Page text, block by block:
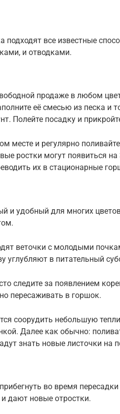
все известные
и отводками.
продаже в любом
её смесью из песка и
Полейте посадку и
месте и регулярно
ростки могут появиться
их в стационарные
и удобный для многих
веточки с молодыми
углубляют в питательный
следите за появлением
пересаживать в горшок.
соорудить небольшую
Далее как обычно:
знать новые листочки на
во время
дают новые отростки.